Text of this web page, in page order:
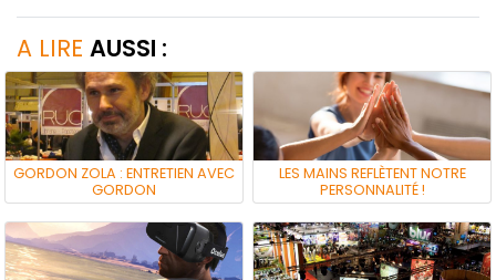
A LIRE AUSSI :
GORDON ZOLA : ENTRETIEN AVEC
GORDON
LES MAINS REFLÈTENT NOTRE
PERSONNALITÉ !